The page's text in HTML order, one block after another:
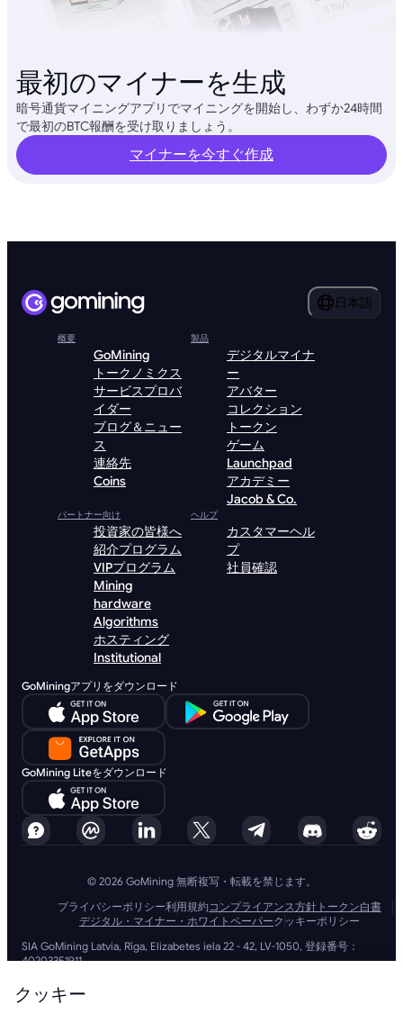
最初のマイナーを生成
暗号通貨マイニングアプリでマイニングを開始し、わずか24時間
で最初のBTC報酬を受け取りましょう。
マイナーを今すぐ作成
日本語
概要
GoMining
トークノミクス
サービスプロバ
イダー
ブログ＆ニュー
ス
連絡先
Coins
製品
デジタルマイナ
ー
アバター
コレクション
トークン
ゲーム
Launchpad
アカデミー
Jacob & Co.
パートナー向け
投資家の皆様へ
紹介プログラム
VIPプログラム
Mining
hardware
Algorithms
ホスティング
Institutional
ヘルプ
カスタマーヘル
プ
社員確認
GoMiningアプリをダウンロード
GoMining Liteをダウンロード
© 2026 GoMining 無断複写・転載を禁じます。
プライバシーポリシー利用規約 コンプライアンス方針 トークン白書
デジタル・マイナー・ホワイトペーパークッキーポリシー
SIA GoMining Latvia, Rīga, Elizabetes iela 22 - 42, LV-1050, 登録番号：
40203351911
Tortola, British Virgin Islands, BVI会社番号: 2110978
BMINE BVI LIMITED, Trinity Chambers, Road Town, Tortola, British Virgin
クッキー